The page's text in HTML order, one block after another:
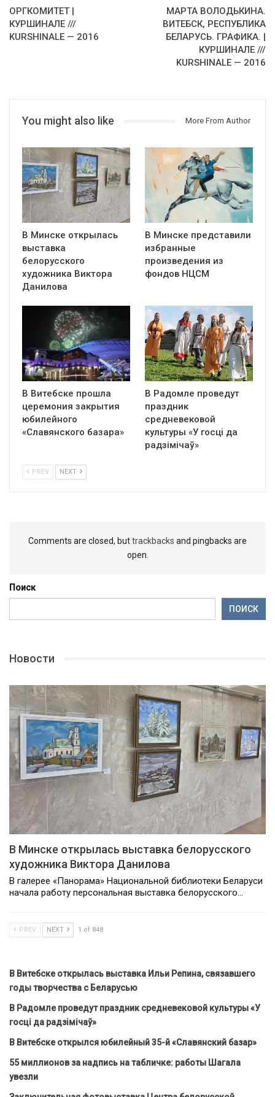
ОРГКОМИТЕТ |
КУРШИНАЛЕ ///
KURSHINALE — 2016
МАРТА ВОЛОДЬКИНА.
ВИТЕБСК, РЕСПУБЛИКА
БЕЛАРУСЬ. ГРАФИКА. |
КУРШИНАЛЕ ///
KURSHINALE — 2016
You might also like More From Author
В Минске открылась
выставка
белорусского
художника Виктора
Данилова
В Минске представили
избранные
произведения из
фондов НЦСМ
В Витебске прошла
церемония закрытия
юбилейного
«Славянского базара»
В Радомле проведут
праздник
средневековой
культуры «У госці да
радзімічаў»
PREV NEXT
Comments are closed, buttrackbacks and pingbacks are
open.
Поиск
ПОИСК
Новости
В Минске открылась выставка белорусского
художника Виктора Данилова
В галерее «Панорама» Национальной библиотеки Беларуси
начала работу персональная выставка белорусского…
PREV NEXT 1 of 848
В Витебске открылась выставка Ильи Репина, связавшего
годы творчества с Беларусью
В Радомле проведут праздник средневековой культуры «У
госці да радзімічаў»
В Витебске открылся юбилейный 35-й «Славянский базар»
55 миллионов за надпись на табличке: работы Шагала
увезли